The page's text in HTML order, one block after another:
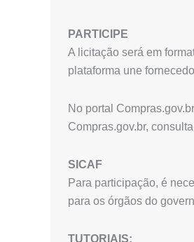
PARTICIPE
A licitação será em
plataforma une
No portal
Compras.gov.br,
SICAF
Para participação, é
para os órgãos do
TUTORIAIS: